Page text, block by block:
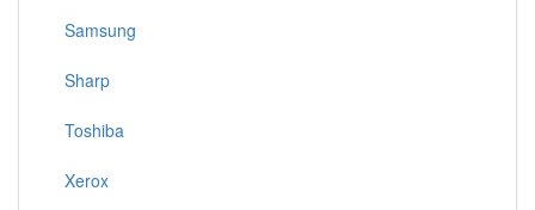
Samsung
Sharp
Toshiba
Xerox